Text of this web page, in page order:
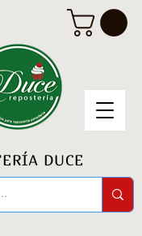
DUCE